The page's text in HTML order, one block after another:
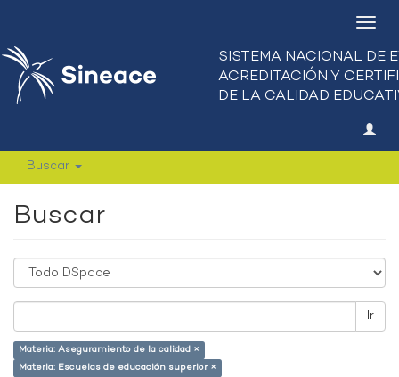
Buscar
Buscar
Ir
Materia: Aseguramiento de la calidad ×
Materia: Escuelas de educación superior ×